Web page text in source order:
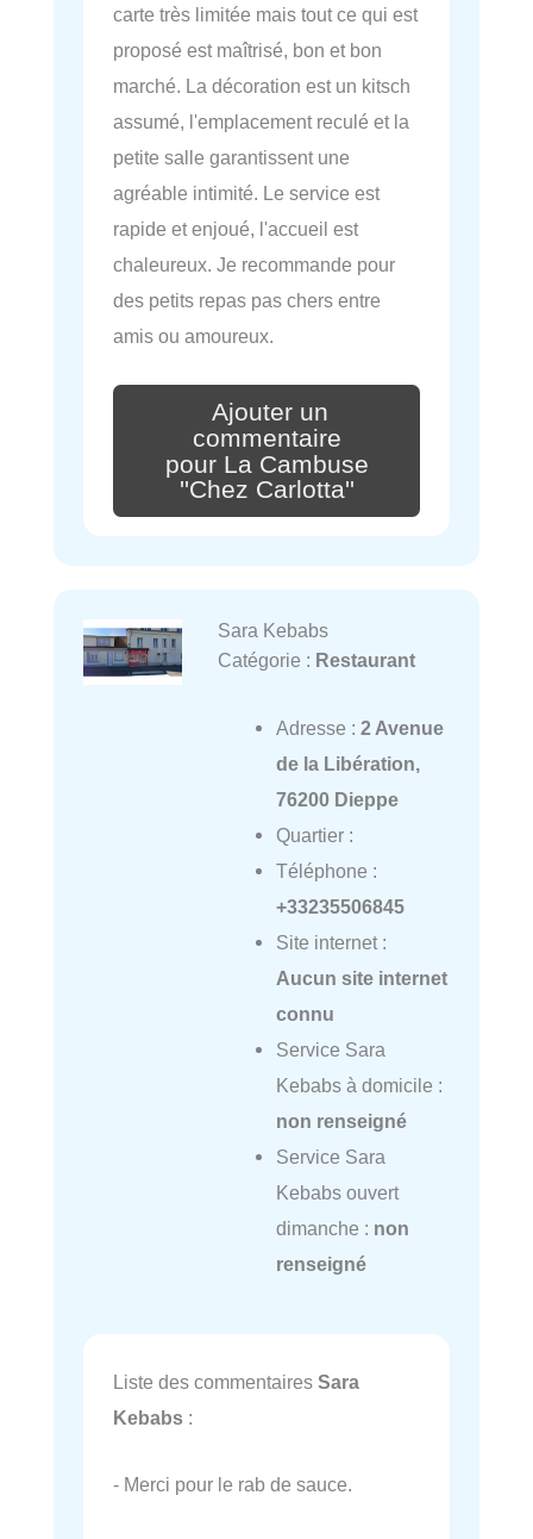
carte très limitée mais tout ce qui est
proposé est maîtrisé, bon et bon
marché. La décoration est un kitsch
assumé, l'emplacement reculé et la
petite salle garantissent une
agréable intimité. Le service est
rapide et enjoué, l'accueil est
chaleureux. Je recommande pour
des petits repas pas chers entre
amis ou amoureux.
Ajouter un
commentaire
pour La Cambuse
''Chez Carlotta''
Sara Kebabs
Catégorie : Restaurant
Adresse : 2 Avenue
de la Libération,
76200 Dieppe
Quartier :
Téléphone :
+33235506845
Site internet :
Aucun site internet
connu
Service Sara
Kebabs à domicile :
non renseigné
Service Sara
Kebabs ouvert
dimanche : non
renseigné
Liste des commentaires Sara
Kebabs :
- Merci pour le rab de sauce.